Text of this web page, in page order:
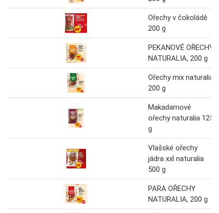
Ořechy v čokoládě
200 g
PEKANOVÉ OŘECHY
NATURALIA, 200 g
Ořechy mix naturalia
200 g
Makadamové
ořechy naturalia 125
g
Vlašské ořechy
jádra xxl naturalia
500 g
PARA OŘECHY
NATURALIA, 200 g